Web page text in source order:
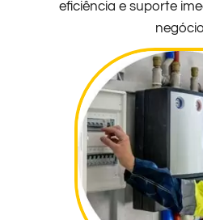
eficiência e suporte